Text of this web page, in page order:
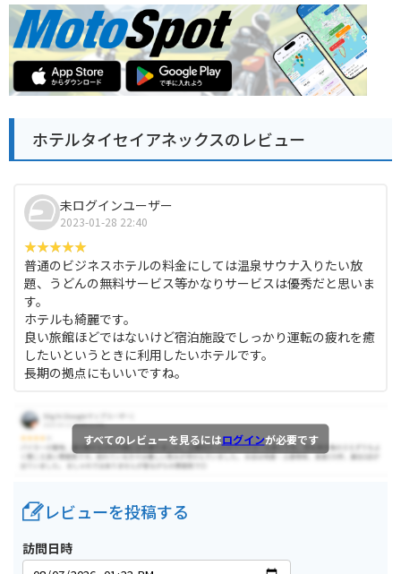
ホテルタイセイアネックスのレビュー
未ログインユーザー
2023-01-28 22:40
普通のビジネスホテルの料金にしては温泉サウナ入りたい放
題、うどんの無料サービス等かなりサービスは優秀だと思いま
す。
ホテルも綺麗です。
良い旅館ほどではないけど宿泊施設でしっかり運転の疲れを癒
したいというときに利用したいホテルです。
長期の拠点にもいいですね。
すべてのレビューを見るにはログインが必要です
レビューを投稿する
訪問日時